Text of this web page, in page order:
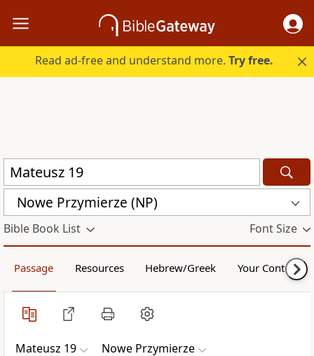
Read ad-free and understand more.Try free.
Nowe Przymierze (NP)
Bible Book List Font Size
Passage Resources Hebrew/Greek Your Content
Mateusz 19 Nowe Przymierze